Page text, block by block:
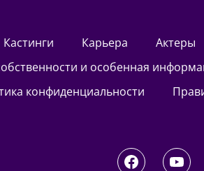
кастинги Карьера актеры
и особенная
конфиденциальности